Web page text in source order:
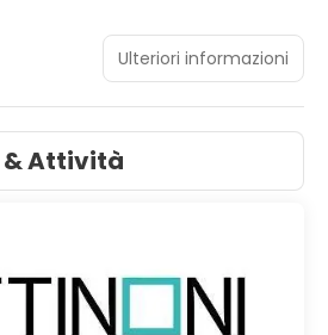
Ulteriori informazioni
Attività